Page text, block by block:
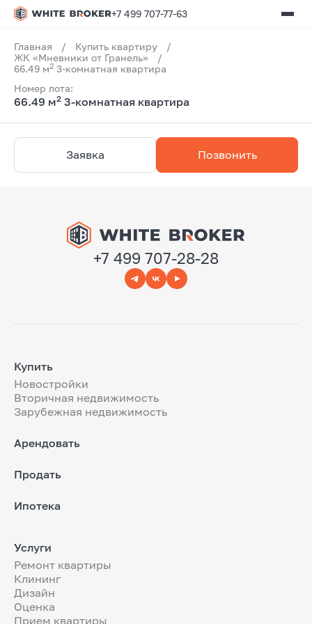
+7 499 707-77-63
Главная / Купить квартиру
/
ЖК «Мневники от Гранель»
/
66.49 м2 3-комнатная квартира
Номер лота:
66.49 м2 3-комнатная квартира
Заявка Позвонить
+7 499 707-28-28
Купить
Новостройки
Вторичная недвижимость
Зарубежная недвижимость
Арендовать
Продать
Ипотека
Услуги
Ремонт квартиры
Клининг
Дизайн
Оценка
Прием квартиры